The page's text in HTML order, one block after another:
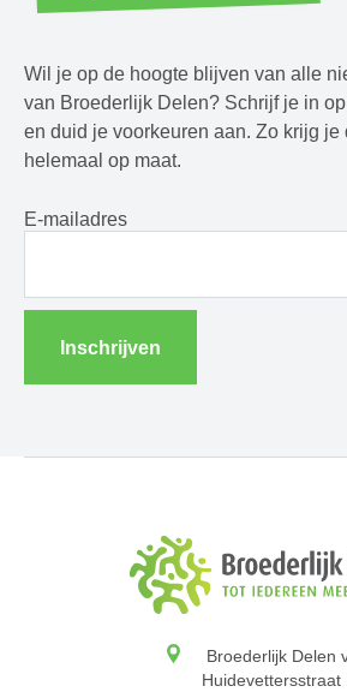
Wil je op de hoogte blijven van alle
van Broederlijk Delen? Schrijf je in
en duid je voorkeuren aan. Zo krijg je
helemaal op maat.
E-mailadres
Inschrijven
Broederlijk Delen
Huidevettersstraat